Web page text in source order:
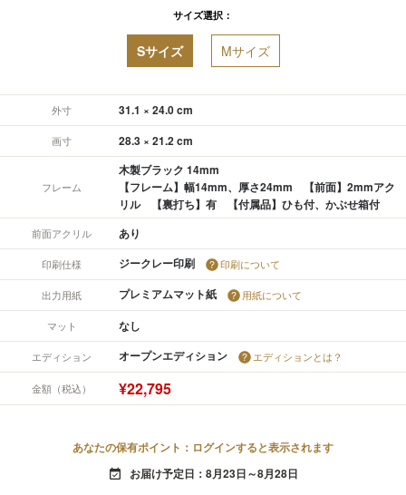
サイズ選択：
Sサイズ Mサイズ
外寸 31.1 × 24.0 cm
画寸 28.3 × 21.2 cm
フレーム
木製ブラック 14mm
【フレーム】幅14mm、厚さ24mm 【前面】2mmアク
リル 【裏打ち】有 【付属品】ひも付、かぶせ箱付
前面アクリル あり
印刷仕様 ジークレー印刷 印刷について
出力用紙 プレミアムマット紙 用紙について
マット なし
エディション オープンエディション エディションとは？
金額（税込） ¥22,795
あなたの保有ポイント：ログインすると表示されます
event_available お届け予定日：8月23日～8月28日